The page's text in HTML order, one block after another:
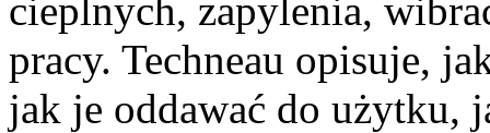
cieplnych, zapylenia,
pracy. Techneau opisuje,
jak je oddawać do użytku,